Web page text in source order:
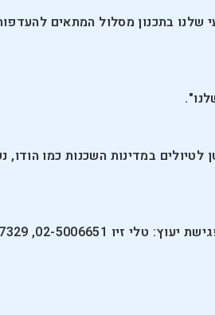
שלנו בתכנון מסלול המתאים
לטיולים במדינות השכנות כמו הודו,
02-5006651, 054-4267329